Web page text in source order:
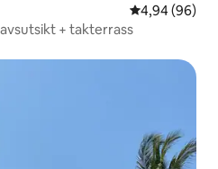
4,94 av 5 i
4,94 (96)
+ takterrass